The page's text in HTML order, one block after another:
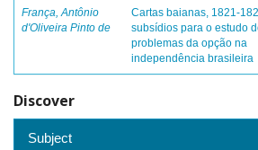
França, Antônio
d'Oliveira Pinto de
Cartas baianas, 1821-
subsídios para o estudo
problemas da opção na
independência brasileira
Discover
Subject